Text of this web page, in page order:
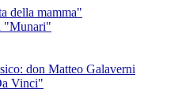
della mamma"
"Munari"
don Matteo Galaverni
Vinci"